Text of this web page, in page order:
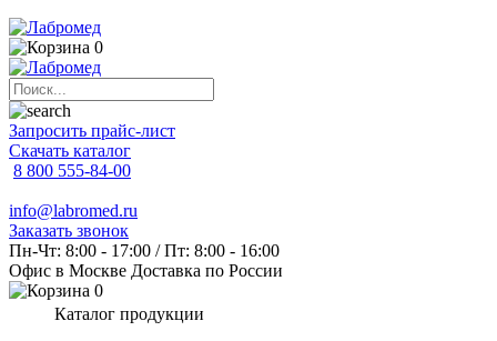
0
Запросить прайс-лист
Скачать каталог
8 800 555-84-00
info@labromed.ru
Заказать звонок
Пн-Чт: 8:00 - 17:00 / Пт: 8:00 - 16:00
Офис в Москве Доставка по России
0
Каталог продукции